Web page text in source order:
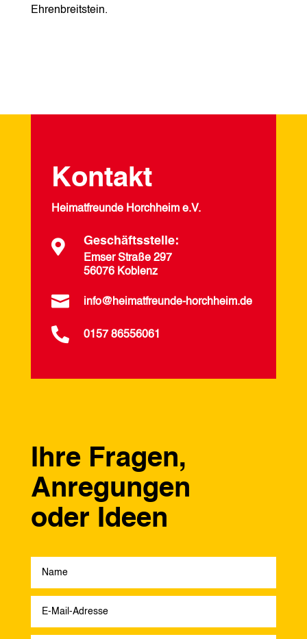
Ehrenbreitstein.
Kontakt
Heimatfreunde Horchheim e.V.
 Geschäftsstelle:
Emser Straße 297
56076 Koblenz
 info@heimatfreunde-horchheim.de
 0157 86556061
Ihre Fragen,
Anregungen
oder Ideen